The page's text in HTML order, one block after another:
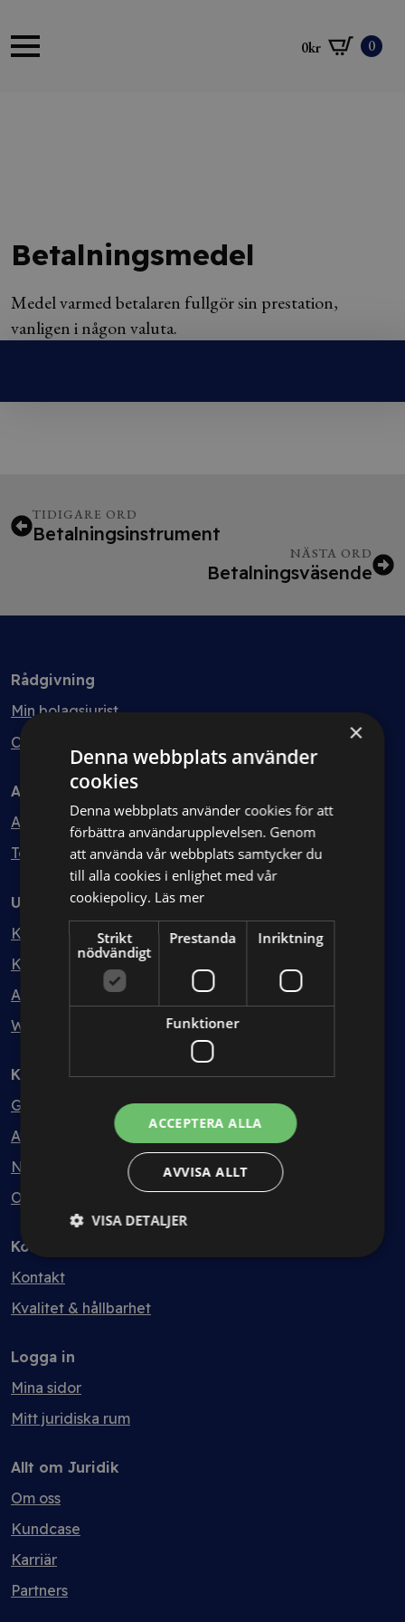
0kr 0
Betalningsmedel
Medel varmed betalaren fullgör sin prestation,
vanligen i någon valuta.
TIDIGARE ORD
Betalningsinstrument
NÄSTA ORD
Betalningsväsende
Rådgivning
Min bolagsjurist
Ombud
Avtal
Avtalshantering
Testa kostnadsfritt
Utbildning
Kurser
Kurspaket
Abonnemang
Webbinarium
Kunskapsbank
Guider
Avtalsmallar
Nyheter
Ordlista
Kontakt
Kontakt
Kvalitet & hållbarhet
Logga in
Mina sidor
Mitt juridiska rum
Allt om Juridik
Om oss
Kundcase
Karriär
Partners
×
Denna webbplats använder
cookies
Denna webbplats använder cookies för att
förbättra användarupplevelsen. Genom
att använda vår webbplats samtycker du
till alla cookies i enlighet med vår
cookiepolicy. Läs mer
Strikt
nödvändigt
Prestanda Inriktning
Funktioner
ACCEPTERA ALLA
AVVISA ALLT
VISA DETALJER